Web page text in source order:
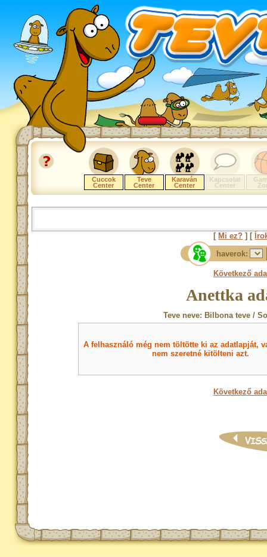
Cuccok
Center
Teve
Center
Karaván
Center
Kapcsolat
Center
[ Mi ez? ] [
haverok:
Következő
Anettka
Teve neve: Bilbona teve /
A felhasználó még nem töltötte ki az adatlapját,
nem szeretné kitölteni azt.
Következő